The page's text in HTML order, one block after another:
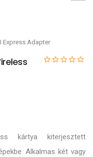
Express Adapter
kártya kiterjesztett
Alkalmas két vagy